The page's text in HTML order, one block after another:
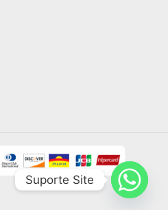
Suporte Site